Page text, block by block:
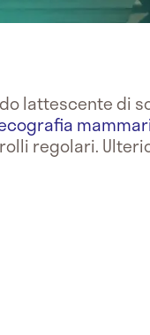
lattescente di
regolari.